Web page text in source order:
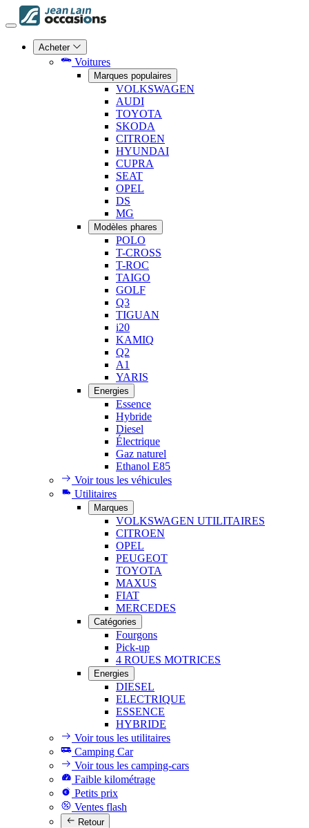
Acheter
Voitures
Marques populaires
VOLKSWAGEN
AUDI
TOYOTA
SKODA
CITROEN
HYUNDAI
CUPRA
SEAT
OPEL
DS
MG
Modèles phares
POLO
T-CROSS
T-ROC
TAIGO
GOLF
Q3
TIGUAN
i20
KAMIQ
Q2
A1
YARIS
Energies
Essence
Hybride
Diesel
Électrique
Gaz naturel
Ethanol E85
Voir tous les véhicules
Utilitaires
Marques
VOLKSWAGEN UTILITAIRES
CITROEN
OPEL
PEUGEOT
TOYOTA
MAXUS
FIAT
MERCEDES
Catégories
Fourgons
Pick-up
4 ROUES MOTRICES
Energies
DIESEL
ELECTRIQUE
ESSENCE
HYBRIDE
Voir tous les utilitaires
Camping Car
Voir tous les camping-cars
Faible kilométrage
Petits prix
Ventes flash
Retour